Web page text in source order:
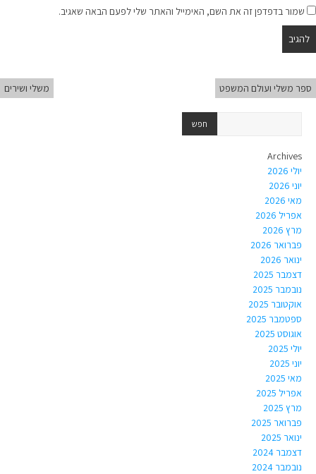
שמור בדפדפן זה את השם, האימייל והאתר שלי לפעם הבאה שאגיב.
ספר משלי ועולם המשפט משלי ושירים
Archives
יולי 2026
יוני 2026
מאי 2026
אפריל 2026
מרץ 2026
פברואר 2026
ינואר 2026
דצמבר 2025
נובמבר 2025
אוקטובר 2025
ספטמבר 2025
אוגוסט 2025
יולי 2025
יוני 2025
מאי 2025
אפריל 2025
מרץ 2025
פברואר 2025
ינואר 2025
דצמבר 2024
נובמבר 2024